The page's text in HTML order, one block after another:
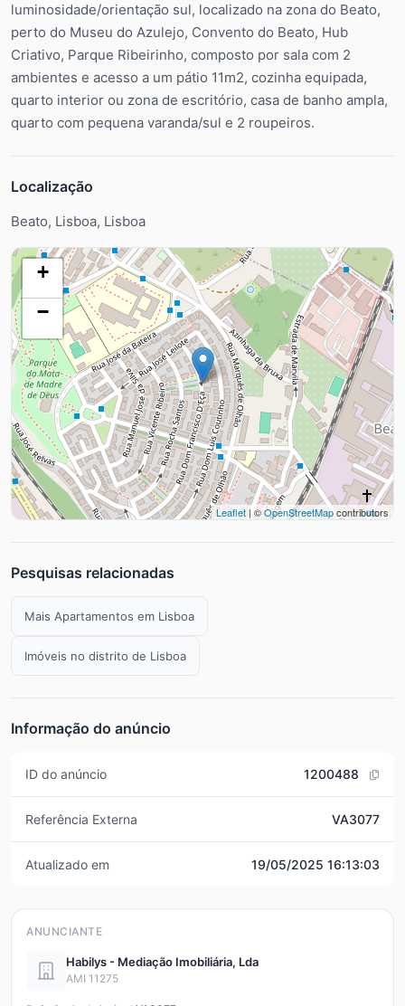
luminosidade/orientação sul, localizado na zona do Beato,
perto do Museu do Azulejo, Convento do Beato, Hub
Criativo, Parque Ribeirinho, composto por sala com 2
ambientes e acesso a um pátio 11m2, cozinha equipada,
quarto interior ou zona de escritório, casa de banho ampla,
quarto com pequena varanda/sul e 2 roupeiros.
Localização
Beato, Lisboa, Lisboa
+
−
Leaflet | ©OpenStreetMapcontributors
Pesquisas relacionadas
Mais Apartamentos em Lisboa
Imóveis no distrito de Lisboa
Informação do anúncio
ID do anúncio 1200488
Referência Externa VA3077
Atualizado em 19/05/2025 16:13:03
ANUNCIANTE
Habilys - Mediação Imobiliária, Lda
AMI 11275